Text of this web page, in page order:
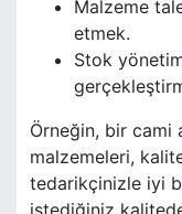
Malzeme
etmek.
Stok
Örneğin, bir cami
malzemeleri,
tedarikçinizle iyi